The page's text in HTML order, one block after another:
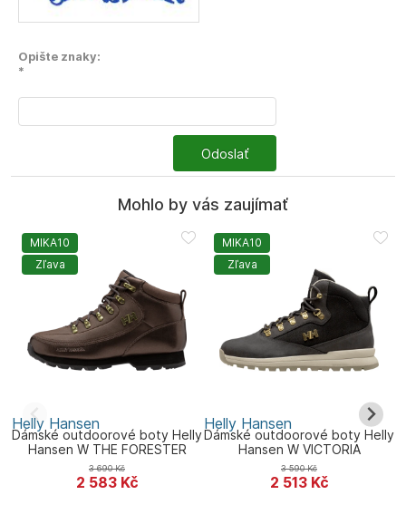
Opište znaky:
*
Odoslať
Mohlo by vás zaujímať
MIKA10
Zľava
Helly Hansen
Dámské outdoorové boty Helly
Hansen W THE FORESTER
2 583 Kč
3 690Kč
MIKA10
Zľava
Helly Hansen
Dámské outdoorové boty Helly
Hansen W VICTORIA
2 513 Kč
3 590Kč